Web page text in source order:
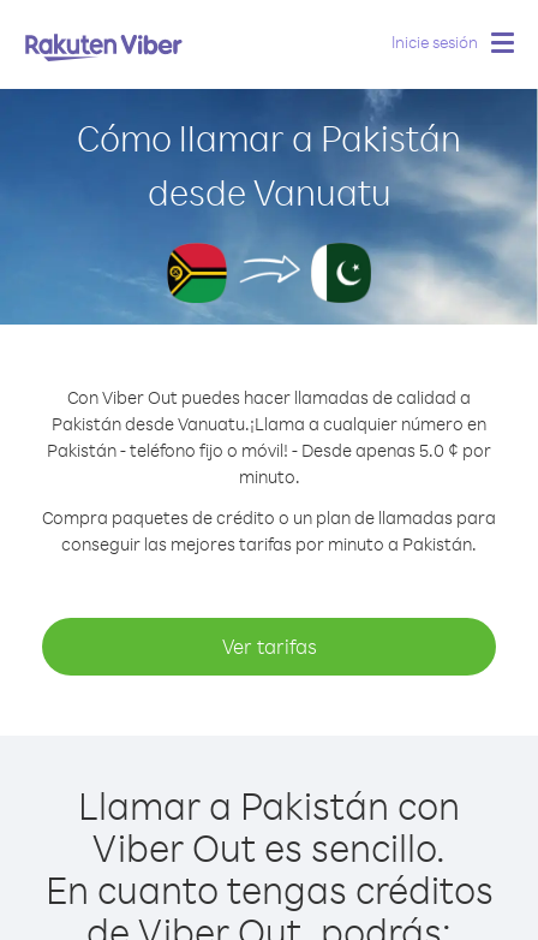
Inicie sesión
Cómo llamar a Pakistán
desde Vanuatu
Con Viber Out puedes hacer llamadas de calidad a
Pakistán desde Vanuatu.¡Llama a cualquier número en
Pakistán - teléfono fijo o móvil! - Desde apenas 5.0 ¢ por
minuto.
Compra paquetes de crédito o un plan de llamadas para
conseguir las mejores tarifas por minuto a Pakistán.
Ver tarifas
Llamar a Pakistán con
Viber Out es sencillo.
En cuanto tengas créditos